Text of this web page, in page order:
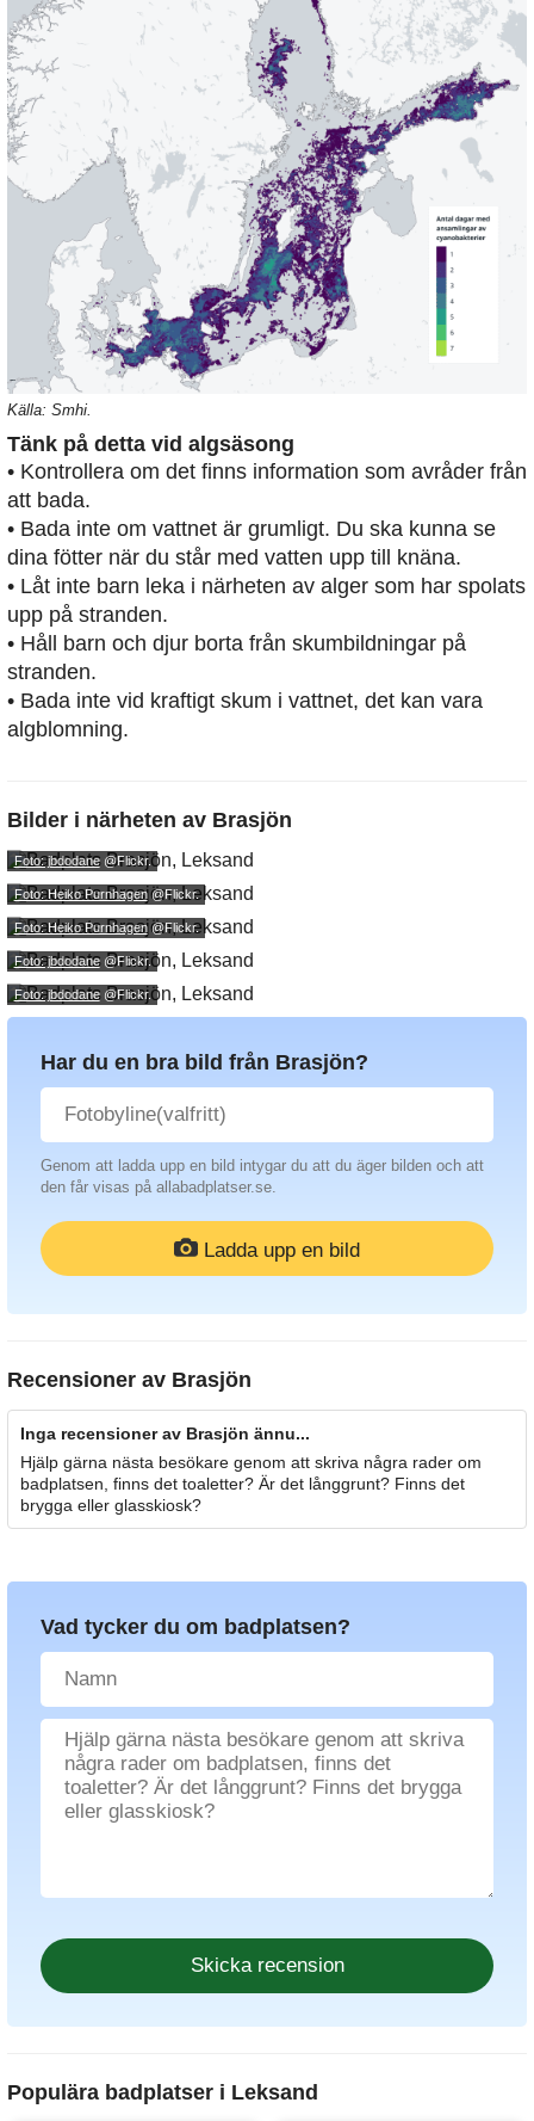
Källa: Smhi.
Tänk på detta vid algsäsong
• Kontrollera om det finns information som avråder från
att bada.
• Bada inte om vattnet är grumligt. Du ska kunna se
dina fötter när du står med vatten upp till knäna.
• Låt inte barn leka i närheten av alger som har spolats
upp på stranden.
• Håll barn och djur borta från skumbildningar på
stranden.
• Bada inte vid kraftigt skum i vattnet, det kan vara
algblomning.
Bilder i närheten av Brasjön
Foto: jbdodane@Flickr.
Foto: Heiko Purnhagen@Flickr.
Foto: Heiko Purnhagen@Flickr.
Foto: jbdodane@Flickr.
Foto: jbdodane@Flickr.
Har du en bra bild från Brasjön?
Genom att ladda upp en bild intygar du att du äger bilden och att
den får visas på allabadplatser.se.
Ladda upp en bild
Recensioner av Brasjön
Inga recensioner av Brasjön ännu...
Hjälp gärna nästa besökare genom att skriva några rader om
badplatsen, finns det toaletter? Är det långgrunt? Finns det
brygga eller glasskiosk?
Vad tycker du om badplatsen?
Populära badplatser i Leksand